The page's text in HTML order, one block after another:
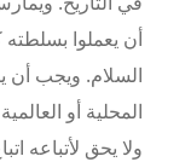
أن يعملوا
السلام. ويجب أن
المحلية أو
ولا يحق لأتباعه